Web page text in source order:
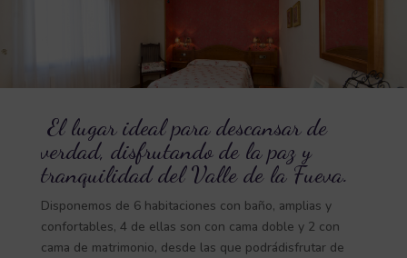
El lugar ideal para descansar de
verdad, disfrutando de la paz y
tranquilidad del Valle de la Fueva.
Disponemos de 6 habitaciones con baño, amplias y
confortables, 4 de ellas son con cama doble y 2 con
cama de matrimonio, desde las que podrádisfrutar de